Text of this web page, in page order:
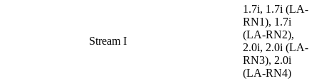
Stream I
1.7i, 1.7i (LA-
RN1), 1.7i
(LA-RN2),
2.0i, 2.0i (LA-
RN3), 2.0i
(LA-RN4)